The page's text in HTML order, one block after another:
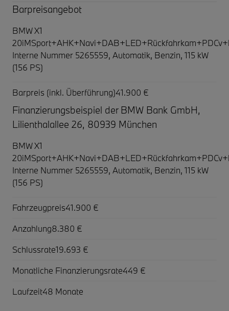
Barpreisangebot
BMW X1
Interne Nummer 5265559, Automatik, Benzin, 115 kW
(156 PS)
Barpreis (inkl. Überführung)41.900 €
Finanzierungsbeispiel der BMW Bank GmbH,
Lilienthalallee 26, 80939 München
BMW X1
Interne Nummer 5265559, Automatik, Benzin, 115 kW
(156 PS)
Fahrzeugpreis41.900 €
Anzahlung8.380 €
Schlussrate19.693 €
Monatliche Finanzierungsrate449 €
Laufzeit48 Monate